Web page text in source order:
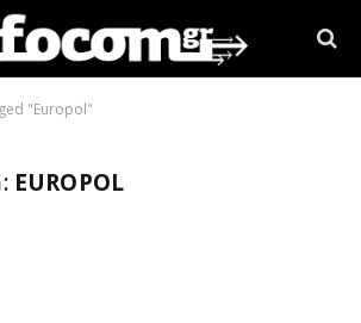
"Europol"
EUROPOL